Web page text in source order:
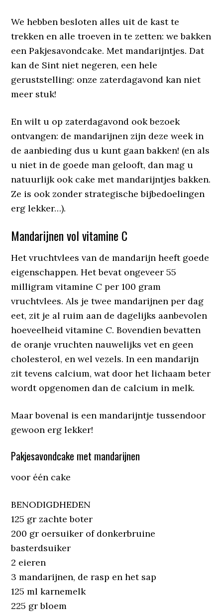
We hebben besloten alles uit de kast te
trekken en alle troeven in te zetten: we bakken
een Pakjesavondcake. Met mandarijntjes. Dat
kan de Sint niet negeren, een hele
geruststelling: onze zaterdagavond kan niet
meer stuk!
En wilt u op zaterdagavond ook bezoek
ontvangen: de mandarijnen zijn deze week in
de aanbieding dus u kunt gaan bakken! (en als
u niet in de goede man gelooft, dan mag u
natuurlijk ook cake met mandarijntjes bakken.
Ze is ook zonder strategische bijbedoelingen
erg lekker…).
Mandarijnen vol vitamine C
Het vruchtvlees van de mandarijn heeft goede
eigenschappen. Het bevat ongeveer 55
milligram vitamine C per 100 gram
vruchtvlees. Als je twee mandarijnen per dag
eet, zit je al ruim aan de dagelijks aanbevolen
hoeveelheid vitamine C. Bovendien bevatten
de oranje vruchten nauwelijks vet en geen
cholesterol, en wel vezels. In een mandarijn
zit tevens calcium, wat door het lichaam beter
wordt opgenomen dan de calcium in melk.
Maar bovenal is een mandarijntje tussendoor
gewoon erg lekker!
Pakjesavondcake met mandarijnen
voor één cake
BENODIGDHEDEN
125 gr zachte boter
200 gr oersuiker of donkerbruine
basterdsuiker
2 eieren
3 mandarijnen, de rasp en het sap
125 ml karnemelk
225 gr bloem